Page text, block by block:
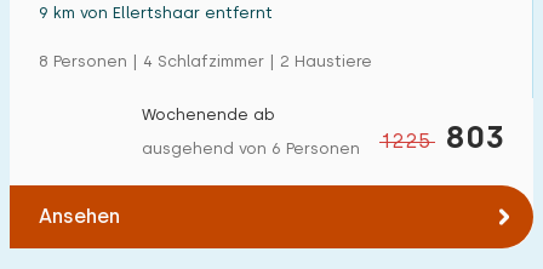
9 km von Ellertshaar entfernt
8 Personen | 4 Schlafzimmer | 2 Haustiere
1225 803
Wochenende ab
ausgehend von 6 Personen
Ansehen